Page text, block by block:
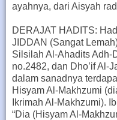
ayahnya, dari Aisyah
DERAJAT HADITS:
JIDDAN (Sangat
Silsilah Al-Ahadits Adh-
no.2482, dan Dho’if Al-
dalam sanadnya
Hisyam Al-Makhzumi
Ikrimah Al-Makhzumi).
“Dia (Hisyam Al-